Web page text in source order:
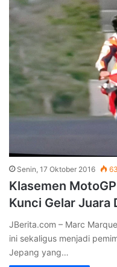
Senin, 17 Oktober 2016
Klasemen
Kunci Gelar Juara
JBerita.com – Marc
ini sekaligus menjadi
Jepang yang…